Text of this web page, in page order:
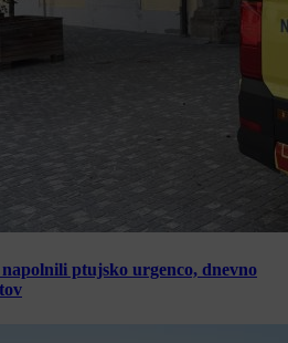
ptujsko urgenco, dnevno